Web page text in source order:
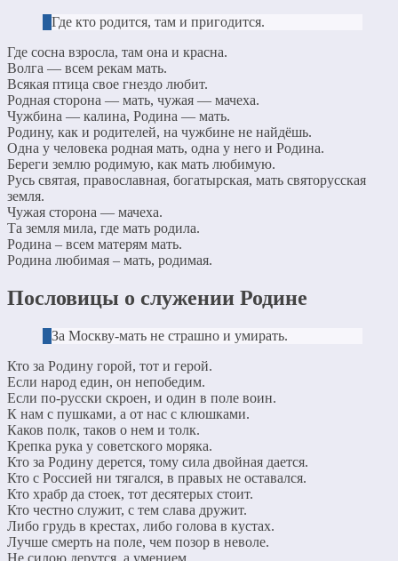
Где кто родится, там и пригодится.
Где сосна взросла, там она и красна.
Волга — всем рекам мать.
Всякая птица свое гнездо любит.
Родная сторона — мать, чужая — мачеха.
Чужбина — калина, Родина — мать.
Родину, как и родителей, на чужбине не найдёшь.
Одна у человека родная мать, одна у него и Родина.
Береги землю родимую, как мать любимую.
Русь святая, православная, богатырская, мать святорусская
земля.
Чужая сторона — мачеха.
Та земля мила, где мать родила.
Родина – всем матерям мать.
Родина любимая – мать, родимая.
Пословицы о служении Родине
За Москву-мать не страшно и умирать.
Кто за Родину горой, тот и герой.
Если народ един, он непобедим.
Если по-русски скроен, и один в поле воин.
К нам с пушками, а от нас с клюшками.
Каков полк, таков о нем и толк.
Крепка рука у советского моряка.
Кто за Родину дерется, тому сила двойная дается.
Кто с Россией ни тягался, в правых не оставался.
Кто храбр да стоек, тот десятерых стоит.
Кто честно служит, с тем слава дружит.
Либо грудь в крестах, либо голова в кустах.
Лучше смерть на поле, чем позор в неволе.
Не силою дерутся, а умением.